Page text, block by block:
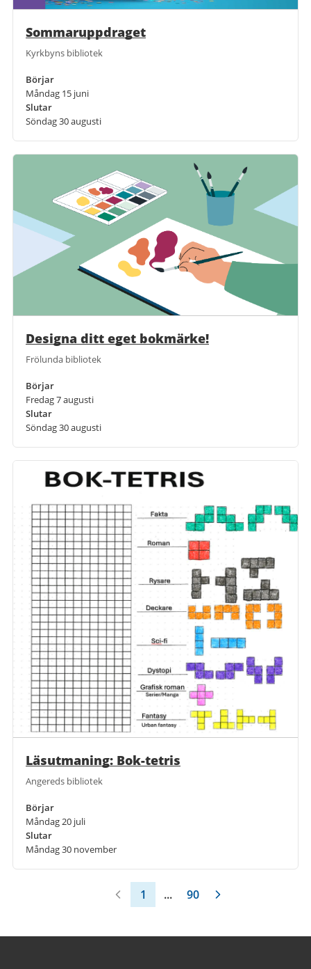
Sommaruppdraget
Kyrkbyns bibliotek
Börjar
Måndag 15 juni
Slutar
Söndag 30 augusti
Designa ditt eget bokmärke!
Frölunda bibliotek
Börjar
Fredag 7 augusti
Slutar
Söndag 30 augusti
Läsutmaning: Bok-tetris
Angereds bibliotek
Börjar
Måndag 20 juli
Slutar
Måndag 30 november
1 ... 90